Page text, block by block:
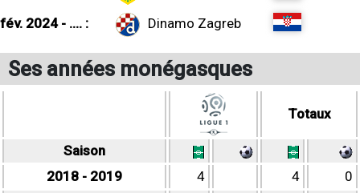
fév. 2024 - .... :
Dinamo Zagreb
Ses années monégasques
Totaux
Saison
2018 - 2019
4 4
0